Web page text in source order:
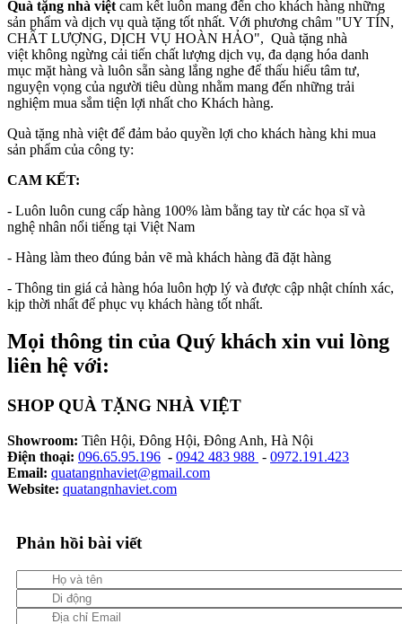
Quà tặng nhà việt cam kết luôn mang đến cho khách hàng những
sản phẩm và dịch vụ quà tặng tốt nhất. Với phương châm "UY TÍN,
CHẤT LƯỢNG, DỊCH VỤ HOÀN HẢO", Quà tặng nhà
việt không ngừng cải tiến chất lượng dịch vụ, đa dạng hóa danh
mục mặt hàng và luôn sẵn sàng lắng nghe để thấu hiểu tâm tư,
nguyện vọng của người tiêu dùng nhằm mang đến những trải
nghiệm mua sắm tiện lợi nhất cho Khách hàng.
Quà tặng nhà việt để đảm bảo quyền lợi cho khách hàng khi mua
sản phẩm của công ty:
CAM KẾT:
- Luôn luôn cung cấp hàng 100% làm bằng tay từ các họa sĩ và
nghệ nhân nổi tiếng tại Việt Nam
- Hàng làm theo đúng bản vẽ mà khách hàng đã đặt hàng
- Thông tin giá cả hàng hóa luôn hợp lý và được cập nhật chính xác,
kịp thời nhất để phục vụ khách hàng tốt nhất.
Mọi thông tin của Quý khách xin vui lòng
liên hệ với:
SHOP QUÀ TẶNG NHÀ VIỆT
Showroom: Tiên Hội, Đông Hội, Đông Anh, Hà Nội
Điện thoại: 096.65.95.196 - 0942 483 988 - 0972.191.423
Email: quatangnhaviet@gmail.com
Website: quatangnhaviet.com
Phản hồi bài viết